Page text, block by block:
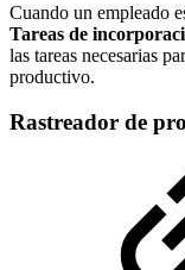
Cuando un empleado
Tareas de
las tareas necesarias
productivo.
Rastreador de